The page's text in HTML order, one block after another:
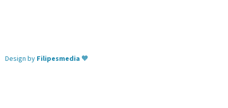
Design by Filipesmedia 🧡